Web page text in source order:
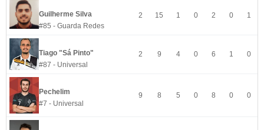
Guilherme Silva
#85 - Guarda Redes
2 15 1 0 2 0 1
Tiago "Sá Pinto"
#87 - Universal
2 9 4 0 6 1 0
Pechelim
#7 - Universal
9 8 5 0 8 0 0